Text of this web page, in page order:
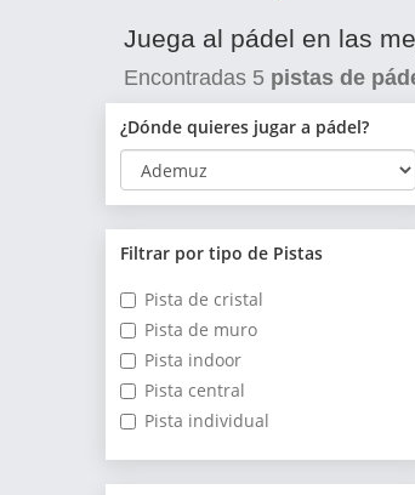
Juega al pádel en las
Encontradas 5 pistas de
¿Dónde quieres jugar a pádel?
Filtrar por tipo de Pistas
Pista de cristal
Pista de muro
Pista indoor
Pista central
Pista individual